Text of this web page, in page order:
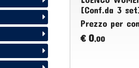
[Conf.da 3
Prezzo per
€ 0,00